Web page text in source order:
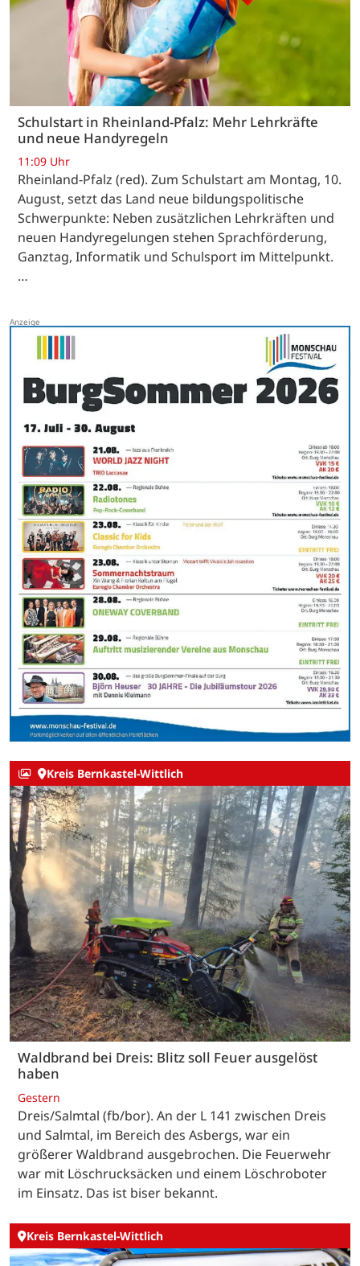
Schulstart in Rheinland-Pfalz: Mehr Lehrkräfte
und neue Handyregeln
11:09 Uhr
Rheinland-Pfalz (red). Zum Schulstart am Montag, 10.
August, setzt das Land neue bildungspolitische
Schwerpunkte: Neben zusätzlichen Lehrkräften und
neuen Handyregelungen stehen Sprachförderung,
Ganztag, Informatik und Schulsport im Mittelpunkt.
…
Kreis Bernkastel-Wittlich
Waldbrand bei Dreis: Blitz soll Feuer ausgelöst
haben
Gestern
Dreis/Salmtal (fb/bor). An der L 141 zwischen Dreis
und Salmtal, im Bereich des Asbergs, war ein
größerer Waldbrand ausgebrochen. Die Feuerwehr
war mit Löschrucksäcken und einem Löschroboter
im Einsatz. Das ist biser bekannt.
Kreis Bernkastel-Wittlich